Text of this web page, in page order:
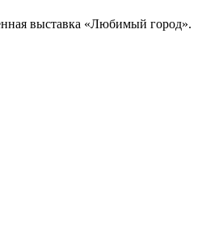
выставка «Любимый город».